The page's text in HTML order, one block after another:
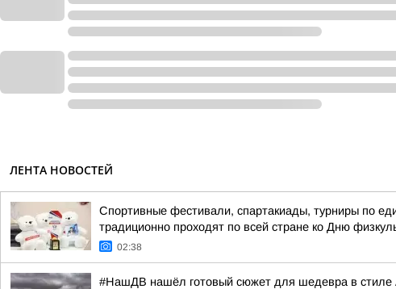
ЛЕНТА НОВОСТЕЙ
Спортивные фестивали, спартакиады, турниры по
традиционно проходят по всей стране ко Дню
02:38
#НашДВ нашёл готовый сюжет для шедевра в стиле